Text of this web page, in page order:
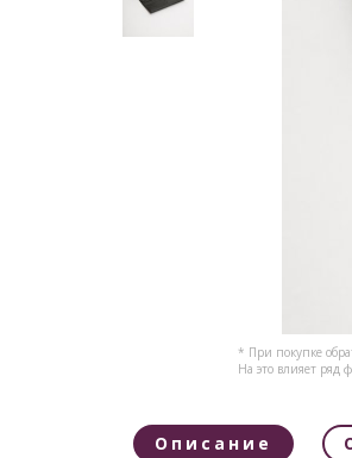
* При покупке
На это влияет ряд
Описание